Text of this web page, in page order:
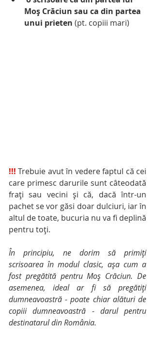
Moș Crăciun sau ca din partea
unui prieten (pt. copiii mari)
!!! Trebuie avut în vedere faptul că cei
care primesc darurile sunt câteodată
frați sau vecini și că, dacă într-un
pachet se vor găsi doar dulciuri, iar în
altul de toate, bucuria nu va fi deplină
pentru toți.
În principiu, ne dorim să primiți
scrisoarea în modul clasic, așa cum a
fost pregătită pentru Moș Crăciun. De
asemenea, ideal ar fi să pregătiți
dumneavoastră - poate chiar alături de
copiii dumneavoastră - darul pentru
destinatarul din România.